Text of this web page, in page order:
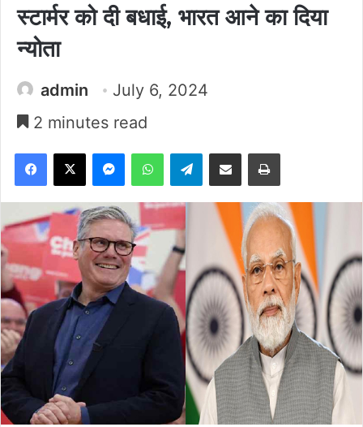
स्टार्मर को दी बधाई, भारत आने का दिया
न्योता
admin
July 6, 2024
2 minutes read
Facebook
X MessengerWhatsAppTelegramShare via Email Print